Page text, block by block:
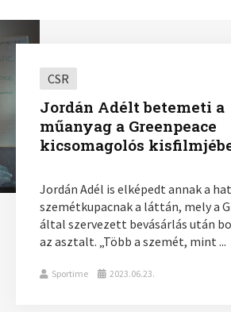
CSR
Jordán Adélt betemeti a
műanyag a Greenpeace
kicsomagolós
Jordán Adél is elképedt annak a
szemétkupacnak a láttán, mely a
által szervezett bevásárlás után
az asztalt. „Több a szemét, mint ...
Sportime 2023.06.23.